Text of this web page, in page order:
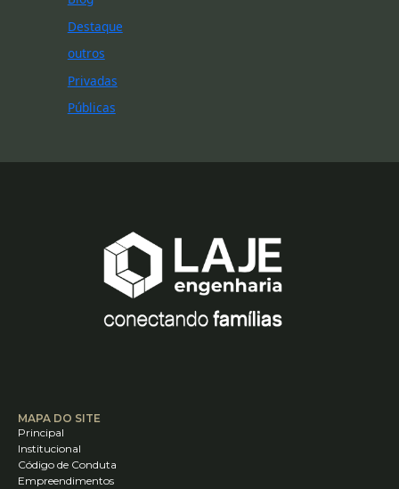
Destaque
outros
Privadas
Públicas
MAPA DO SITE
Principal
Institucional
Código de Conduta
Empreendimentos